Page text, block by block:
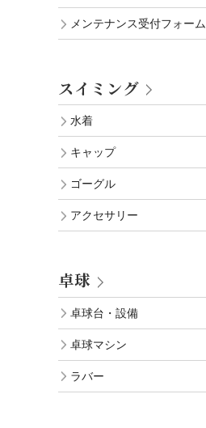
メンテナンス受付フォーム
スイミング
水着
キャップ
ゴーグル
アクセサリー
卓球
卓球台・設備
卓球マシン
ラバー